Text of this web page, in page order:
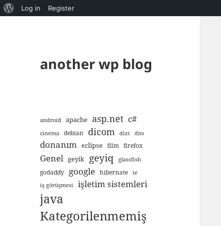
About
Log in Register
another wp blog
android apache asp.net c#
cinema debian dicom dizi dns
donanım eclipse film firefox
Genel geyik geyiq glassfish
godaddy google hibernate
ie
iş görüşmesi
işletim sistemleri
java
Kategorilenmemiş